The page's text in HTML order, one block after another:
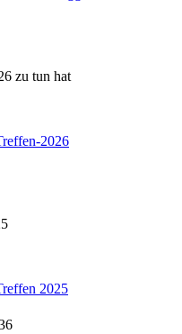
zu tun hat
2026
2025